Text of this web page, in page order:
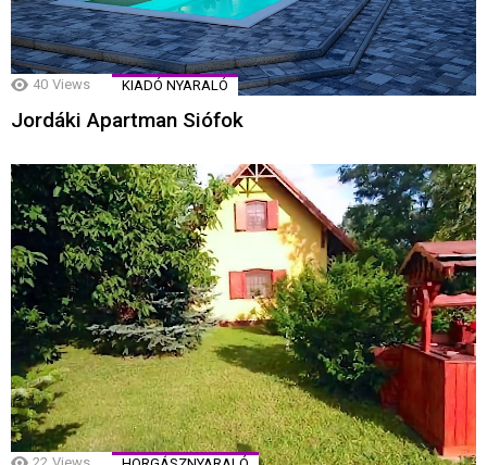
40 Views KIADÓ NYARALÓ
Jordáki Apartman Siófok